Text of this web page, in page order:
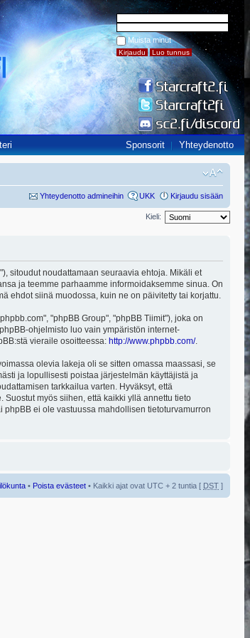
Muista minut
Sponsorit Yhteydenotto
Yhteydenotto admineihin UKK Kirjaudu sisään
Kieli:
sitoudut noudattamaan seuraavia ehtoja. Mikäli et
ja teemme parhaamme informoidaksemme sinua. On
ehdot siinä muodossa, kuin ne on päivitetty tai korjattu.
"phpBB Group", "phpBB Tiimit"), joka on
. phpBB-ohjelmisto luo vain ympäristön internet-
vieraile osoitteessa: http://www.phpbb.com/.
olevia lakeja oli se sitten omassa maassasi, se
ja lopullisesti poistaa järjestelmän käyttäjistä ja
tarkkailua varten. Hyväksyt, että
myös siihen, että kaikki yllä annettu tieto
ei ole vastuussa mahdollisen tietoturvamurron
• Poista evästeet • Kaikki ajat ovat UTC + 2 tuntia [ DST ]